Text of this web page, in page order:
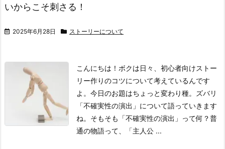
いからこそ刺さる！
2025年6月28日 ストーリーについて
こんにちは！ボクは日々、初心者向けストー
リー作りのコツについて考えているんです
よ。今日のお題はちょっと変わり種。ズバリ
「不確実性の演出」について語っていきます
ね。 そもそも「不確実性の演出」って何？普
通の物語って、「主人公 ...